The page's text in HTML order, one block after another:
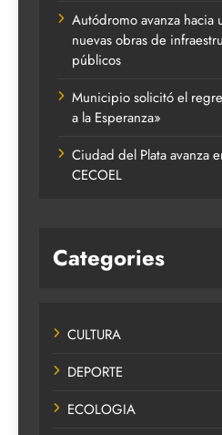
Autódromo avanza hacia
nuevas obras de
públicos
Municipio solicitó el
a la Esperanza»
Ciudad del Plata avanza
CECOEL
Categories
CULTURA
DEPORTE
ECOLOGIA